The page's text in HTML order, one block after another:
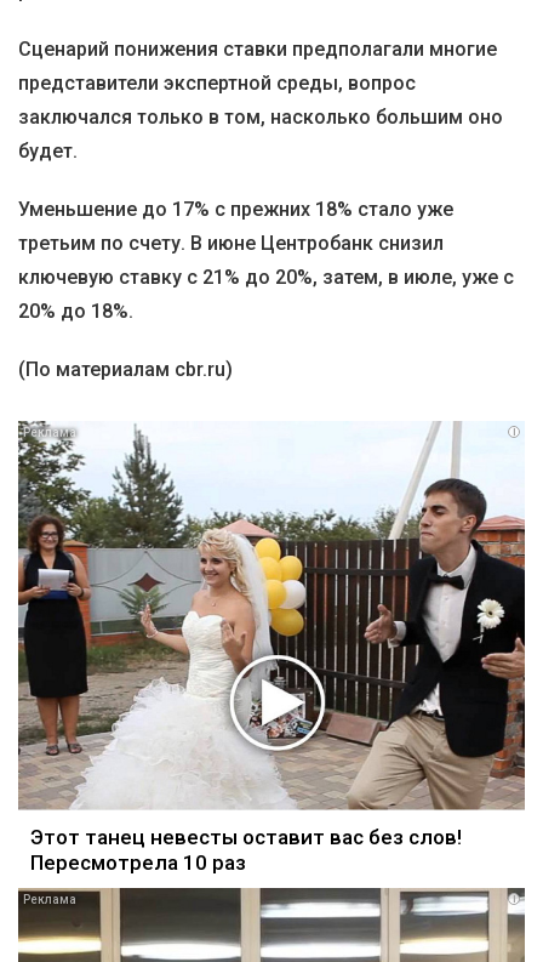
Сценарий понижения ставки предполагали многие
представители экспертной среды, вопрос
заключался только в том, насколько большим оно
будет.
Уменьшение до 17% с прежних 18% стало уже
третьим по счету. В июне Центробанк снизил
ключевую ставку с 21% до 20%, затем, в июле, уже с
20% до 18%.
(По материалам cbr.ru)
i
Этот танец невесты оставит вас без слов!
Пересмотрела 10 раз
i